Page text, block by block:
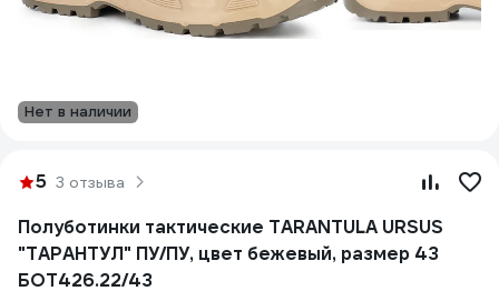
Нет в наличии
5 3 отзыва
Полуботинки тактические TARANTULA URSUS
"ТАРАНТУЛ" ПУ/ПУ, цвет бежевый, размер 43
БОТ426.22/43